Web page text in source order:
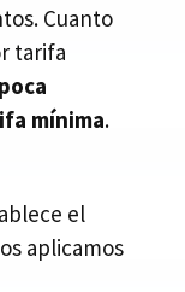
Cuanto
tarifa
mínima.
el
aplicamos